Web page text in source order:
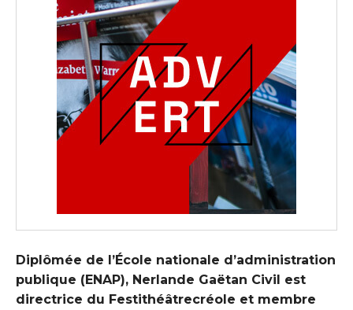
Diplômée de l’École nationale d’administration
publique (ENAP), Nerlande Gaëtan Civil est
directrice du Festithéâtrecréole et membre